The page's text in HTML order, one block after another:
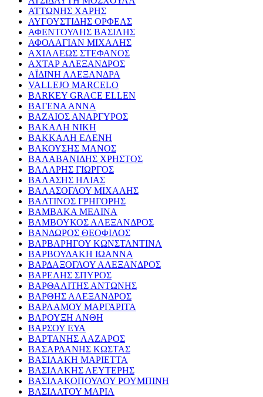
ΑΤΤΩΝΗΣ ΧΑΡΗΣ
ΑΥΓΟΥΣΤΙΔΗΣ ΟΡΦΕΑΣ
ΑΦΕΝΤΟΥΛΗΣ ΒΑΣΙΛΗΣ
ΑΦΟΛΑΓΙΑΝ ΜΙΧΑΛΗΣ
ΑΧΙΛΛΕΩΣ ΣΤΕΦΑΝΟΣ
ΑΧΤΑΡ ΑΛΕΞΑΝΔΡΟΣ
ΑΪΔΙΝΗ ΑΛΕΞΑΝΔΡΑ
VALLEJO MARCELO
BARKEY GRACE ELLEN
ΒΑΓΕΝΑ ΑΝΝΑ
ΒΑΖΑΙΟΣ ΑΝΑΡΓΥΡΟΣ
ΒΑΚΑΛΗ ΝΙΚΗ
ΒΑΚΚΑΛΗ ΕΛΕΝΗ
ΒΑΚΟΥΣΗΣ ΜΑΝΟΣ
ΒΑΛΑΒΑΝΙΔΗΣ ΧΡΗΣΤΟΣ
ΒΑΛΑΡΗΣ ΓΙΩΡΓΟΣ
ΒΑΛΑΣΗΣ ΗΛΙΑΣ
ΒΑΛΑΣΟΓΛΟΥ ΜΙΧΑΛΗΣ
ΒΑΛΤΙΝΟΣ ΓΡΗΓΟΡΗΣ
ΒΑΜΒΑΚΑ ΜΕΛΙΝΑ
ΒΑΜΒΟΥΚΟΣ ΑΛΕΞΑΝΔΡΟΣ
ΒΑΝΔΩΡΟΣ ΘΕΟΦΙΛΟΣ
ΒΑΡΒΑΡΗΓΟΥ ΚΩΝΣΤΑΝΤΙΝΑ
ΒΑΡΒΟΥΔΑΚΗ ΙΩΑΝΝΑ
ΒΑΡΔΑΞΟΓΛΟΥ ΑΛΕΞΑΝΔΡΟΣ
ΒΑΡΕΛΗΣ ΣΠΥΡΟΣ
ΒΑΡΘΑΛΙΤΗΣ ΑΝΤΩΝΗΣ
ΒΑΡΘΗΣ ΑΛΕΞΑΝΔΡΟΣ
ΒΑΡΛΑΜΟΥ ΜΑΡΓΑΡΙΤΑ
ΒΑΡΟΥΞΗ ΑΝΘΗ
ΒΑΡΣΟΥ ΕΥΑ
ΒΑΡΤΑΝΗΣ ΛΑΖΑΡΟΣ
ΒΑΣΑΡΔΑΝΗΣ ΚΩΣΤΑΣ
ΒΑΣΙΛΑΚΗ ΜΑΡΙΕΤΤΑ
ΒΑΣΙΛΑΚΗΣ ΛΕΥΤΕΡΗΣ
ΒΑΣΙΛΑΚΟΠΟΥΛΟΥ ΡΟΥΜΠΙΝΗ
ΒΑΣΙΛΑΤΟΥ ΜΑΡΙΑ